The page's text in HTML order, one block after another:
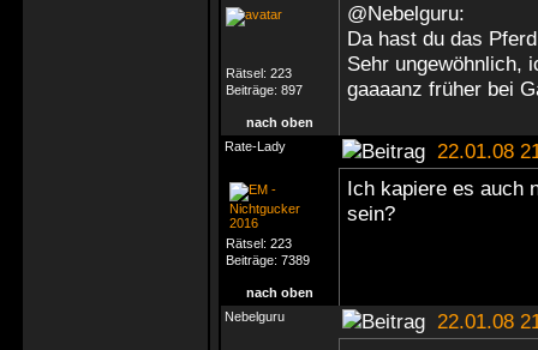
Rätsel: 223
Beiträge: 897
@Nebelguru:
Da hast du das
Sehr ungewöhnlich,
gaaaanz früher bei
nach oben
Rate-Lady
22.01.08
Rätsel: 223
Beiträge: 7389
Ich kapiere es auch
sein?
nach oben
Nebelguru
22.01.08